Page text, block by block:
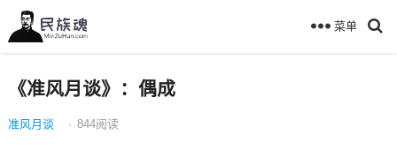
菜单
《准风月谈》：偶成
准风月谈 · 844阅读